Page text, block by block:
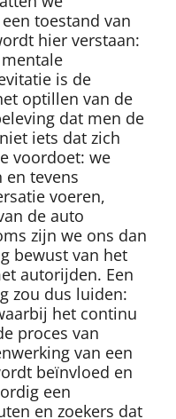
toestand van
hier verstaan:
is de
optillen van de
dat men de
iets dat zich
voordoet: we
en tevens
voeren,
de auto
zijn we ons dan
bewust van het
autorijden. Een
zou dus luiden:
het continu
proces van
van een
beïnvloed en
een
en zoekers dat